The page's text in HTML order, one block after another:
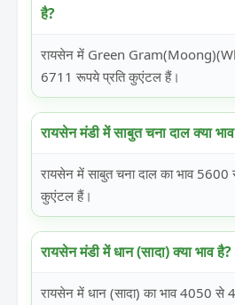
है?
रायसेन में Green
6711 रूपये प्रति कुएंटल हैं।
रायसेन मंडी में साबुत चना दाल क्या
रायसेन में साबुत चना दाल का भाव
कुएंटल हैं।
रायसेन मंडी में धान (सादा) क्या भाव है?
रायसेन में धान (सादा) का भाव 4050